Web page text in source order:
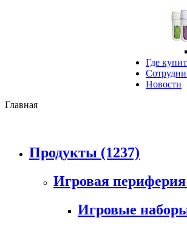
Где
Новости
Главная
Продукты (1237)
Игровая периферия
Игровые